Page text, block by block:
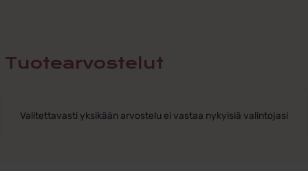
Tuotearvostelut
Valitettavasti yksikään arvostelu ei vastaa nykyisiä valintojasi